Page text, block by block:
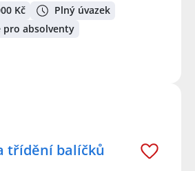
Kč
Plný úvazek
pro absolventy
třídění balíčků